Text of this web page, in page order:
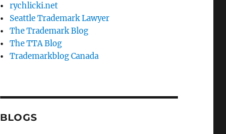
rychlicki.net
Seattle Trademark Lawyer
The Trademark Blog
The TTA Blog
Trademarkblog Canada
BLOGS